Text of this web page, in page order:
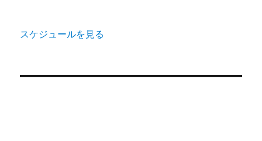
スケジュールを見る